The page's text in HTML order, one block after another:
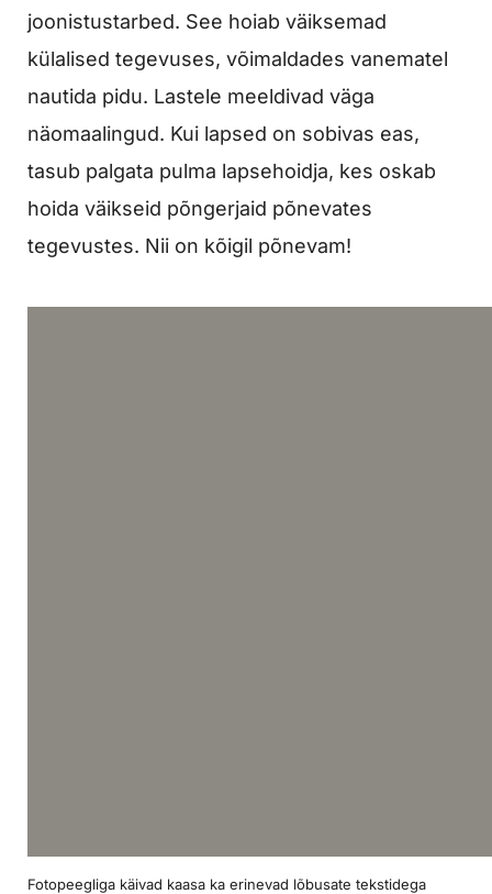
joonistustarbed. See hoiab väiksemad
külalised tegevuses, võimaldades vanematel
nautida pidu. Lastele meeldivad väga
näomaalingud. Kui lapsed on sobivas eas,
tasub palgata pulma lapsehoidja, kes oskab
hoida väikseid põngerjaid põnevates
tegevustes. Nii on kõigil põnevam!
Fotopeegliga käivad kaasa ka erinevad lõbusate tekstidega